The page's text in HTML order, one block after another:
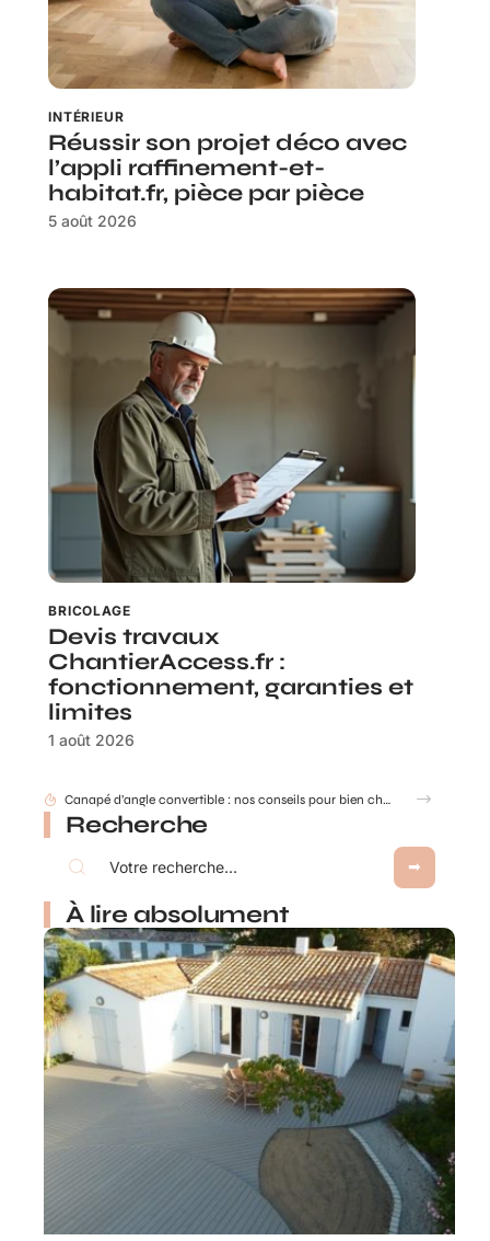
INTÉRIEUR
Réussir son projet déco avec
l’appli raffinement-et-
habitat.fr, pièce par pièce
5 août 2026
BRICOLAGE
Devis travaux
ChantierAccess.fr :
fonctionnement, garanties et
limites
1 août 2026
Canapé d’angle convertible : nos conseils pour bien choisir selon la taille de votre salon et vos usages
Recherche
À lire absolument